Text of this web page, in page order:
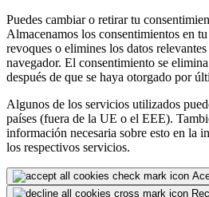
Puedes cambiar o retirar tu
Almacenamos los consentimientos en
revoques o elimines los datos
navegador. El consentimiento se
después de que se haya otorgado por
Algunos de los servicios utilizados
países (fuera de la UE o el EEE).
información necesaria sobre esto en la
los respectivos servicios.